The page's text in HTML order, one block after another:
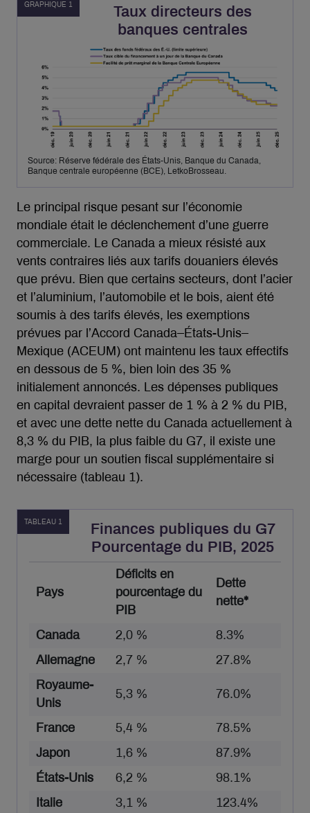
GRAPHIQUE 1
Taux directeurs des
banques centrales
Source: Réserve fédérale des États-Unis, Banque du Canada,
Banque centrale européenne (BCE), LetkoBrosseau.
Le principal risque pesant sur l’économie
mondiale était le déclenchement d’une guerre
commerciale. Le Canada a mieux résisté aux
vents contraires liés aux tarifs douaniers élevés
que prévu. Bien que certains secteurs, dont l’acier
et l’aluminium, l’automobile et le bois, aient été
soumis à des tarifs élevés, les exemptions
prévues par l’Accord Canada–États-Unis–
Mexique (ACEUM) ont maintenu les taux effectifs
en dessous de 5 %, bien loin des 35 %
initialement annoncés. Les dépenses publiques
en capital devraient passer de 1 % à 2 % du PIB,
et avec une dette nette du Canada actuellement à
8,3 % du PIB, la plus faible du G7, il existe une
marge pour un soutien fiscal supplémentaire si
nécessaire (tableau 1).
TABLEAU 1
Finances publiques du G7
Pourcentage du PIB, 2025
Pays
Déficits en
pourcentage du
PIB
Dette
nette*
Canada 2,0 %
8.3%
Allemagne
2,7 %
27.8%
Royaume-
Unis
5,3 % 76.0%
France 5,4 %
78.5%
Japon
1,6 %
87.9%
États-Unis
6,2 %
98.1%
Italie
3,1 % 123.4%